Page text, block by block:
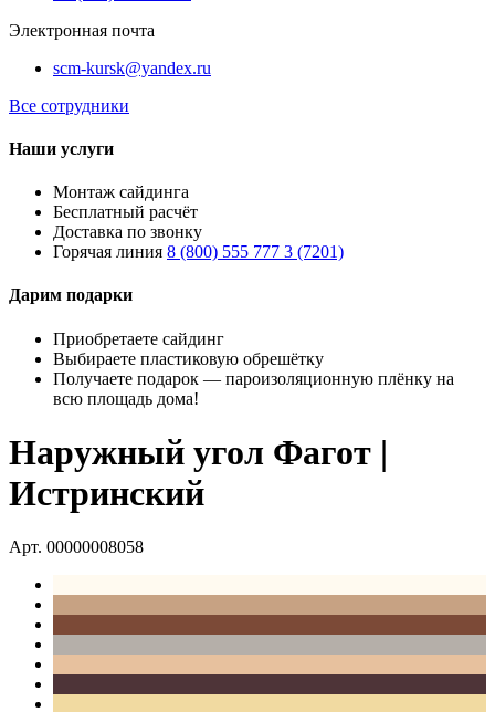
Электронная почта
scm-kursk@yandex.ru
Все сотрудники
Наши услуги
Монтаж сайдинга
Бесплатный расчёт
Доставка по звонку
Горячая линия 8 (800) 555 777 3 (7201)
Дарим подарки
Приобретаете сайдинг
Выбираете пластиковую обрешётку
Получаете подарок — пароизоляционную плёнку на
всю площадь дома!
Наружный угол Фагот |
Истринский
Арт. 00000008058